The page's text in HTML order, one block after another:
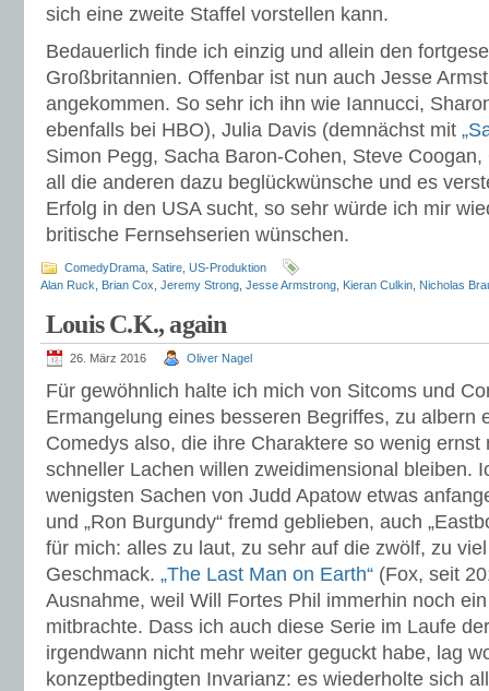
sich eine zweite Staffel vorstellen kann.
Bedauerlich finde ich einzig und allein den
Großbritannien. Offenbar ist nun auch Jesse
angekommen. So sehr ich ihn wie Iannucci,
ebenfalls bei HBO), Julia Davis (demnächst mit
Simon Pegg, Sacha Baron-Cohen, Steve
all die anderen dazu beglückwünsche und es
Erfolg in den USA sucht, so sehr würde ich mir
britische Fernsehserien wünschen.
ComedyDrama Satire US-Produktion
Alan Ruck
Brian Cox Jeremy Strong Jesse Armstrong Kieran Culkin Nicholas
Louis C.K., again
26. März 2016 Oliver Nagel
Für gewöhnlich halte ich mich von Sitcoms und
Ermangelung eines besseren Begriffes, zu albern
Comedys also, die ihre Charaktere so wenig ernst
schneller Lachen willen zweidimensional bleiben.
wenigsten Sachen von Judd Apatow etwas
und „Ron Burgundy“ fremd geblieben, auch
für mich: alles zu laut, zu sehr auf die zwölf, zu
Geschmack. „The Last Man on Earth“ (Fox, seit
Ausnahme, weil Will Fortes Phil immerhin noch
mitbrachte. Dass ich auch diese Serie im Laufe
irgendwann nicht mehr weiter geguckt habe, lag
konzeptbedingten Invarianz: es wiederholte sich